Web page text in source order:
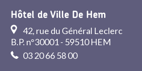
Hôtel de Ville De Hem
42, rue du Général Leclerc
B.P. n°30001 - 59510 HEM
03 20 66 58 00